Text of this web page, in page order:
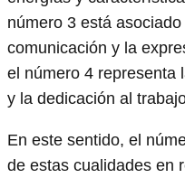
número 3 está
comunicación y la
el número 4 representa
y la dedicación al
En este sentido, el
de estas cualidades en